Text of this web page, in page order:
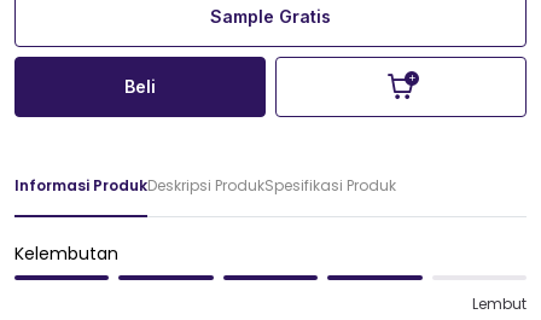
Sample Gratis
Beli
Informasi ProdukDeskripsi ProdukSpesifikasi Produk
Kelembutan
Lembut